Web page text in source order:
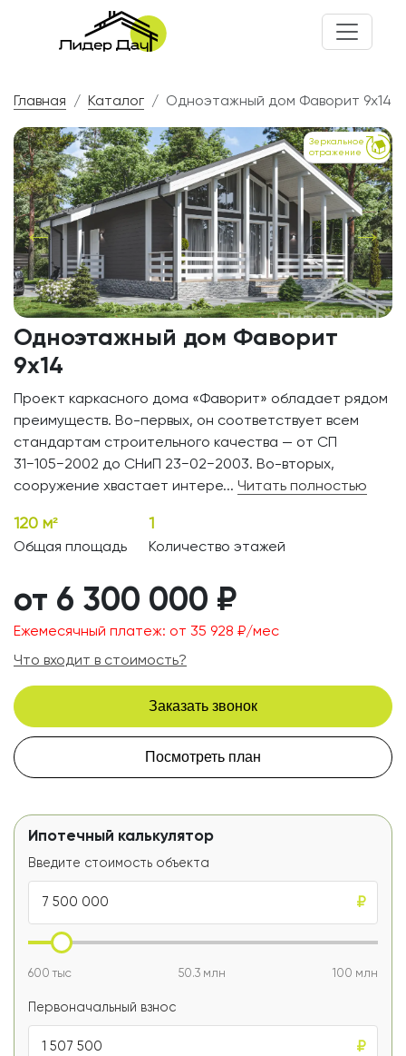
Главная Каталог Одноэтажный дом Фаворит 9x14
Зеркальное
отражение
Одноэтажный дом Фаворит
9x14
Проект каркасного дома «Фаворит» обладает рядом
преимуществ. Во-первых, он соответствует всем
стандартам строительного качества — от СП
31−105−2002 до СНиП 23−02−2003. Во-вторых,
сооружение хвастает интере... Читать полностью
120 м²
Общая площадь
1
Количество этажей
от 6 300 000 ₽
Ежемесячный платеж: от 35 928 ₽/мес
Что входит в стоимость?
Заказать звонок
Посмотреть план
Ипотечный калькулятор
Введите стоимость объекта
₽
600 тыс 50.3 млн 100 млн
Первоначальный взнос
₽